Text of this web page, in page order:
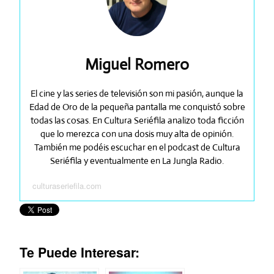
Miguel Romero
El cine y las series de televisión son mi pasión, aunque la
Edad de Oro de la pequeña pantalla me conquistó sobre
todas las cosas. En Cultura Seriéfila analizo toda ficción
que lo merezca con una dosis muy alta de opinión.
También me podéis escuchar en el podcast de Cultura
Seriéfila y eventualmente en La Jungla Radio.
culturaseriefila.com
Te Puede Interesar: